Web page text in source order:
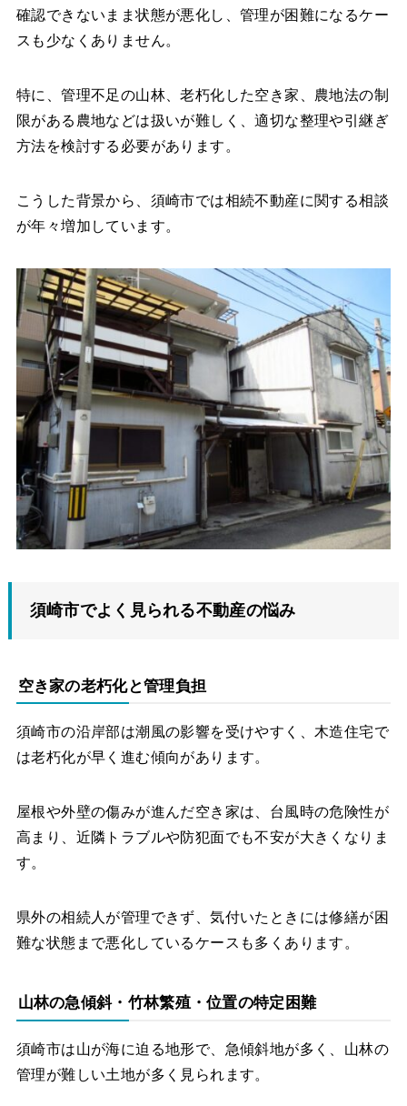
確認できないまま状態が悪化し、管理が困難になるケー
スも少なくありません。
特に、管理不足の山林、老朽化した空き家、農地法の制
限がある農地などは扱いが難しく、適切な整理や引継ぎ
方法を検討する必要があります。
こうした背景から、須崎市では相続不動産に関する相談
が年々増加しています。
須崎市でよく見られる不動産の悩み
空き家の老朽化と管理負担
須崎市の沿岸部は潮風の影響を受けやすく、木造住宅で
は老朽化が早く進む傾向があります。
屋根や外壁の傷みが進んだ空き家は、台風時の危険性が
高まり、近隣トラブルや防犯面でも不安が大きくなりま
す。
県外の相続人が管理できず、気付いたときには修繕が困
難な状態まで悪化しているケースも多くあります。
山林の急傾斜・竹林繁殖・位置の特定困難
須崎市は山が海に迫る地形で、急傾斜地が多く、山林の
管理が難しい土地が多く見られます。